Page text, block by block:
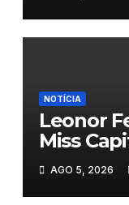
NOTÍCIA
Leonor
Miss
AGO 5, 2026